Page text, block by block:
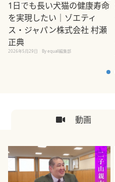
1日でも長い犬猫の健康寿命
を実現したい｜ゾエティ
ス・ジャパン株式会社 村瀬
正典
2026年5月29日 By equall編集部
動画